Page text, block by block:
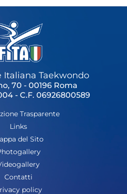
Italiana Taekwondo
70 - 00196 Roma
- C.F. 06926800589
Trasparente
Links
del Sito
Contatti
policy